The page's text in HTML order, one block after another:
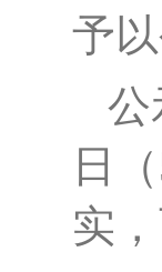
予
公
日
实